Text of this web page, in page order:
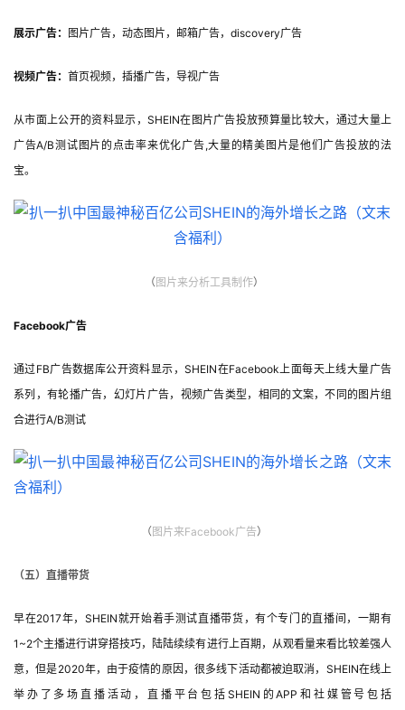
展示广告： 图片广告，动态图片，邮箱广告，discovery广告
视频广告： 首页视频，插播广告，导视广告
从市面上公开的资料显示，SHEIN在图片广告投放预算量比较大，通过大量上
广告A/B测试图片的点击率来优化广告,大量的精美图片是他们广告投放的法
宝。
（ 图片来分析工具制作）
Facebook广告
通过FB广告数据库公开资料显示，SHEIN在Facebook上面每天上线大量广告
系列，有轮播广告，幻灯片广告，视频广告类型，相同的文案，不同的图片组
合进行A/B测试
（ 图片来Facebook广告）
（五）直播带货
早在2017年，SHEIN就开始着手测试直播带货，有个专门的直播间，一期有
1~2个主播进行讲穿搭技巧，陆陆续续有进行上百期，从观看量来看比较差强人
意，但是2020年，由于疫情的原因，很多线下活动都被迫取消，SHEIN在线上
举办了多场直播活动，直播平台包括SHEIN的APP和社媒管号包括